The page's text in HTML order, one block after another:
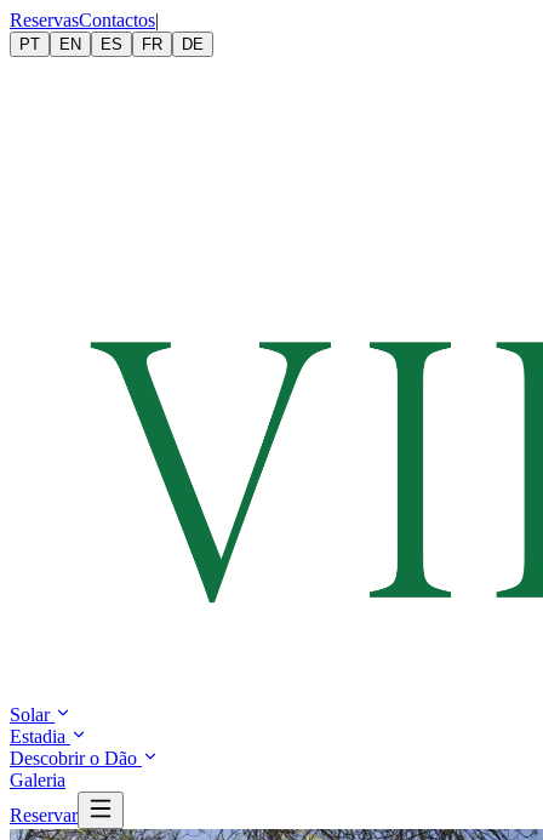
ReservasContactos|
PT EN ES FR DE
Solar
Estadia
Descobrir o Dão
Galeria
Reservar